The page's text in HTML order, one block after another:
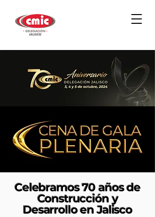
Celebramos 70 años de
Construcción y
Desarrollo en Jalisco